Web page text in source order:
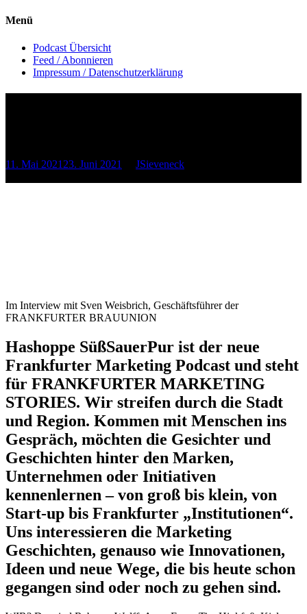
Menü
Podcast Übersicht
Feed / Abonnieren
Impressum / Datenschutzerklärung
11. Mai 202123. Juni 2021
JSieveneck
Im Interview mit Sven Weisbrich, Geschäftsführer der
FRANKFURTER BRAUUNION
Hashoppe SüßSauerPur ist der neue
Frankfurter Marketing Podcast und steht
für FRANKFURTER MARKETING
STORIES. Wir streifen durch die Stadt
und Region. Kommen mit Menschen ins
Gespräch, möchten die Gesichter und
Geschichten hinter den Marken,
Unternehmen oder Initiativen
kennenlernen – von groß bis klein, von
Start-up bis Frankfurter „Institutionen“.
Uns interessieren die Marketing
Geschichten, genauso wie Innovationen,
Ideen und neue Wege, die bis heute schon
gegangen sind oder noch zu gehen sind.